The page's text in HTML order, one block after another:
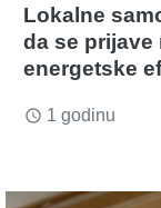
Lokalne
da se prijave
energetske
access_time 1 godinu